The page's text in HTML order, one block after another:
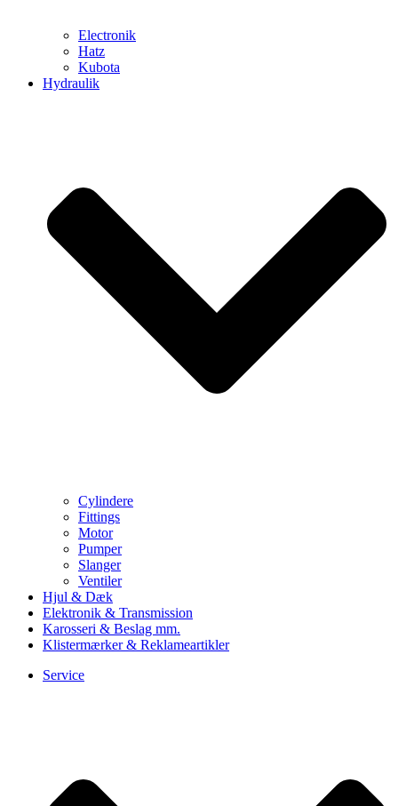
Electronik
Hatz
Kubota
Hydraulik
Cylindere
Fittings
Motor
Pumper
Slanger
Ventiler
Hjul & Dæk
Elektronik & Transmission
Karosseri & Beslag mm.
Klistermærker & Reklameartikler
Service